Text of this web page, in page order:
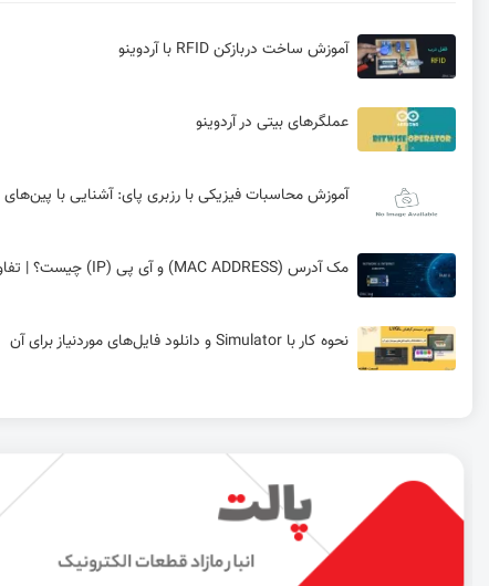
آموزش ساخت دربازکن RFID با آردوینو
عملگرهای بیتی در آردوینو
آموزش محاسبات فیزیکی با رزبری پای: آشنایی با پین‌های GPIO و قطعات الکترونیکی
مک آدرس (MAC ADDRESS) و آی پی (IP) چیست؟ | تفاوت MAC Address و آی پی چیست؟ | قسمت چهارم مفاهیم شبکه و اینترنت در راه‌اندازی ماژول ESP8266
نحوه کار با Simulator و دانلود فایل‌های موردنیاز برای آن
ورود به دنیای رادار با DNG-TOF20
لیست پیوندی در C چیست؟ آموزش Singly Linked List با مثال و مدیریت Heap